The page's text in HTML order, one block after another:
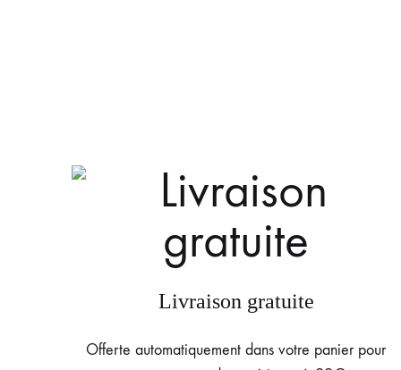
Livraison gratuite
Offerte automatiquement dans votre panier pour